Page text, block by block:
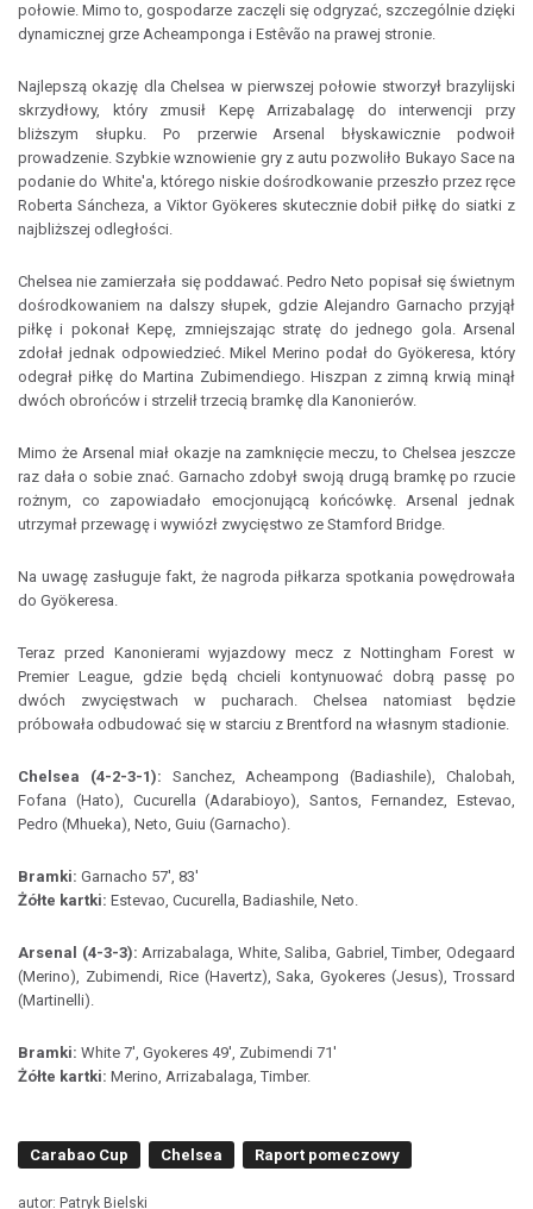
połowie. Mimo to, gospodarze zaczęli się odgryzać, szczególnie dzięki
dynamicznej grze Acheamponga i Estêvão na prawej stronie.
Najlepszą okazję dla Chelsea w pierwszej połowie stworzył brazylijski
skrzydłowy, który zmusił Kepę Arrizabalagę do interwencji przy
bliższym słupku. Po przerwie Arsenal błyskawicznie podwoił
prowadzenie. Szybkie wznowienie gry z autu pozwoliło Bukayo Sace na
podanie do White'a, którego niskie dośrodkowanie przeszło przez ręce
Roberta Sáncheza, a Viktor Gyökeres skutecznie dobił piłkę do siatki z
najbliższej odległości.
Chelsea nie zamierzała się poddawać. Pedro Neto popisał się świetnym
dośrodkowaniem na dalszy słupek, gdzie Alejandro Garnacho przyjął
piłkę i pokonał Kepę, zmniejszając stratę do jednego gola. Arsenal
zdołał jednak odpowiedzieć. Mikel Merino podał do Gyökeresa, który
odegrał piłkę do Martina Zubimendiego. Hiszpan z zimną krwią minął
dwóch obrońców i strzelił trzecią bramkę dla Kanonierów.
Mimo że Arsenal miał okazje na zamknięcie meczu, to Chelsea jeszcze
raz dała o sobie znać. Garnacho zdobył swoją drugą bramkę po rzucie
rożnym, co zapowiadało emocjonującą końcówkę. Arsenal jednak
utrzymał przewagę i wywiózł zwycięstwo ze Stamford Bridge.
Na uwagę zasługuje fakt, że nagroda piłkarza spotkania powędrowała
do Gyökeresa.
Teraz przed Kanonierami wyjazdowy mecz z Nottingham Forest w
Premier League, gdzie będą chcieli kontynuować dobrą passę po
dwóch zwycięstwach w pucharach. Chelsea natomiast będzie
próbowała odbudować się w starciu z Brentford na własnym stadionie.
Chelsea (4-2-3-1): Sanchez, Acheampong (Badiashile), Chalobah,
Fofana (Hato), Cucurella (Adarabioyo), Santos, Fernandez, Estevao,
Pedro (Mhueka), Neto, Guiu (Garnacho).
Bramki: Garnacho 57', 83'
Żółte kartki: Estevao, Cucurella, Badiashile, Neto.
Arsenal (4-3-3): Arrizabalaga, White, Saliba, Gabriel, Timber, Odegaard
(Merino), Zubimendi, Rice (Havertz), Saka, Gyokeres (Jesus), Trossard
(Martinelli).
Bramki: White 7', Gyokeres 49', Zubimendi 71'
Żółte kartki: Merino, Arrizabalaga, Timber.
Carabao Cup Chelsea Raport pomeczowy
autor: Patryk Bielski